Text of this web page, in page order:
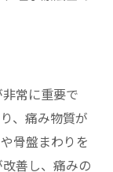
常に重要で
、痛み物質が
骨盤まわりを
善し、痛みの